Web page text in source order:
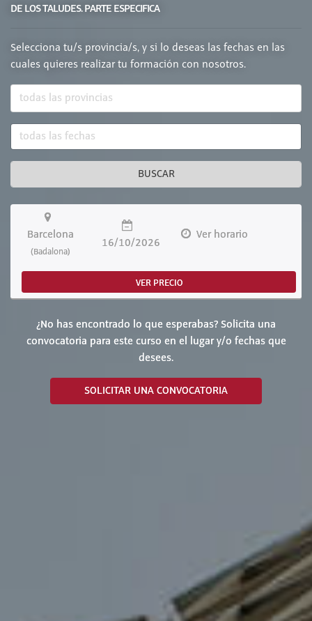
DE LOS TALUDES. PARTE ESPECIFICA
Selecciona tu/s provincia/s, y si lo deseas las fechas en las
cuales quieres realizar tu formación con nosotros.
BUSCAR
Barcelona
(Badalona)
16/10/2026
Ver horario
VER PRECIO
¿No has encontrado lo que esperabas? Solicita una
convocatoria para este curso en el lugar y/o fechas que
desees.
SOLICITAR UNA CONVOCATORIA